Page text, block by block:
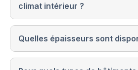
climat intérieur ?
Quelles épaisseurs sont